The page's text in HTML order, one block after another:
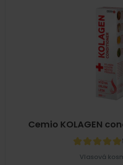
Cemio KOLAGEN
Vlasová